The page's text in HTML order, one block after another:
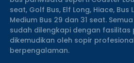
seat, Golf Bus, Elf Long, Hiace, Bus
Medium Bus 29 dan 31 seat.
sudah dilengkapi dengan fasilitas
dikemudikan oleh sopir
berpengalaman.